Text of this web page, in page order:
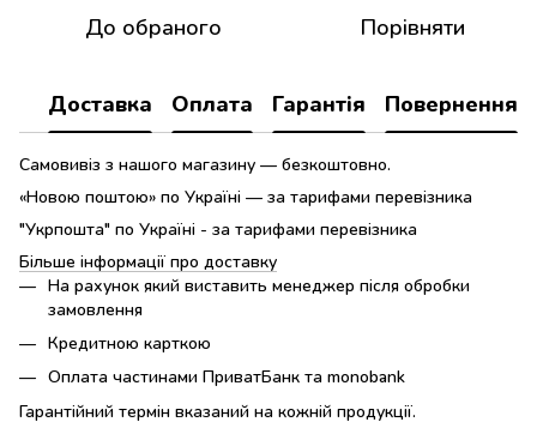
До обраного Порівняти
Доставка Оплата Гарантія Повернення
Самовивіз з нашого магазину — безкоштовно.
«Новою поштою» по Україні — за тарифами перевізника
"Укрпошта" по Україні - за тарифами перевізника
Більше інформації про доставку
На рахунок який виставить менеджер після обробки
замовлення
Кредитною карткою
Оплата частинами ПриватБанк та monobank
Гарантійний термін вказаний на кожній продукції.